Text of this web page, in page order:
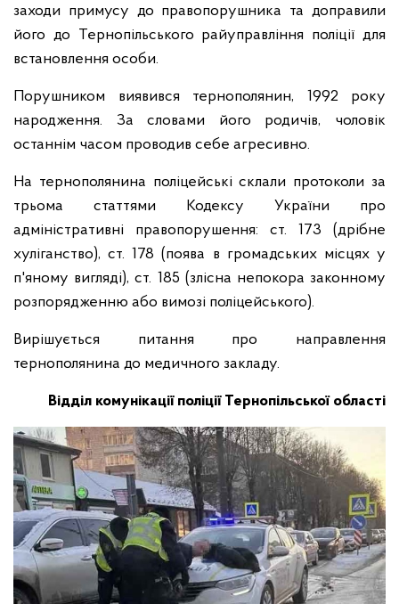
заходи примусу до правопорушника та доправили
його до Тернопільського райуправління поліції для
встановлення особи.
Порушником виявився тернополянин, 1992 року
народження. За словами його родичів, чоловік
останнім часом проводив себе агресивно.
На тернополянина поліцейські склали протоколи за
трьома статтями Кодексу України про
адміністративні правопорушення: ст. 173 (дрібне
хуліганство), ст. 178 (поява в громадських місцях у
п'яному вигляді), ст. 185 (злісна непокора законному
розпорядженню або вимозі поліцейського).
Вирішується питання про направлення
тернополянина до медичного закладу.
Відділ комунікації поліції Тернопільської області